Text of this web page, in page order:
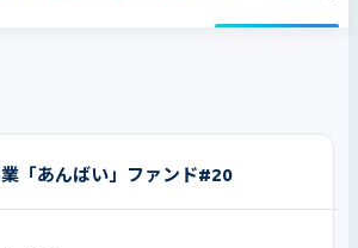
「あんばい」ファンド#20